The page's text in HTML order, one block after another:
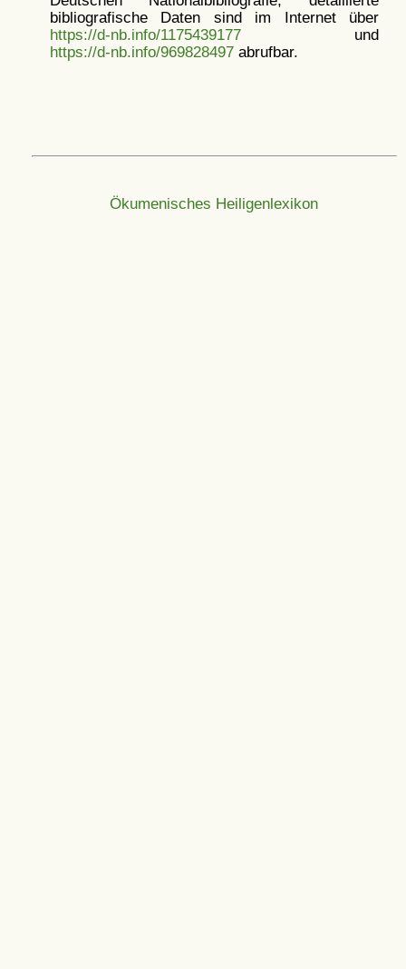
bibliografische Daten sind im Internet über
https://d-nb.info/1175439177und
https://d-nb.info/969828497abrufbar.
Ökumenisches Heiligenlexikon